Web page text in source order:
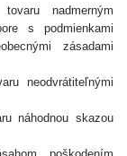
nadmerným
s podmienkami
zásadami
neodvrátiteľnými
náhodnou skazou